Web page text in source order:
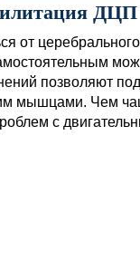
ДЦП
от
позволяют
мышцами. Чем
с